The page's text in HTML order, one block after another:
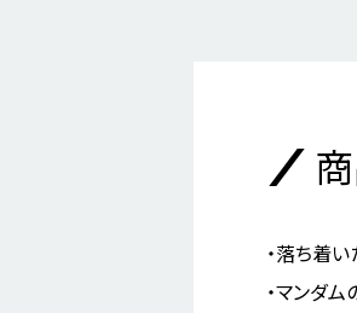
落ち着い
マンダム